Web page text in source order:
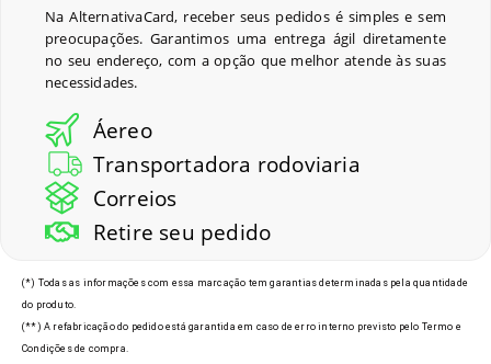
Na AlternativaCard, receber seus pedidos é simples e sem
preocupações. Garantimos uma entrega ágil diretamente
no seu endereço, com a opção que melhor atende às suas
necessidades.
Áereo
Transportadora rodoviaria
Correios
Retire seu pedido
(*) Todas as informações com essa marcação tem garantias determinadas pela quantidade
do produto.
(**) A refabricação do pedido está garantida em caso de erro interno previsto pelo Termo e
Condições de compra.